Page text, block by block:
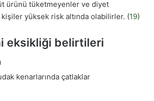
ürünü tüketmeyenler ve diyet
kişiler yüksek risk altında olabilirler. (19)
eksikliği belirtileri
kenarlarında çatlaklar